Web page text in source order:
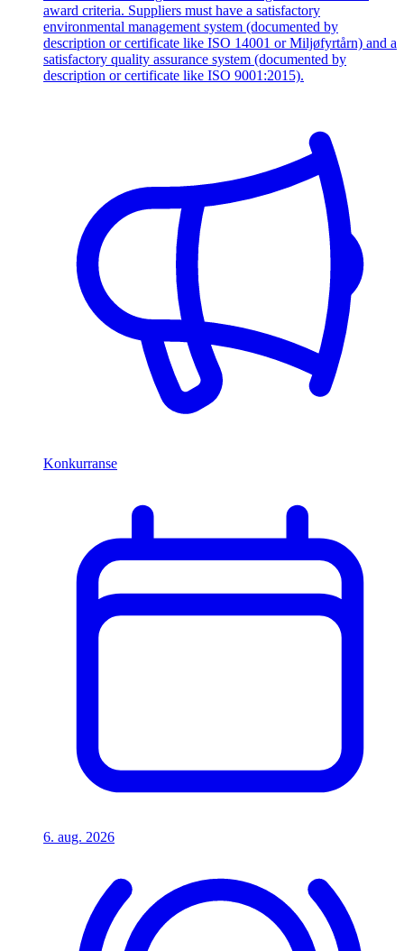
award criteria. Suppliers must have a satisfactory
environmental management system (documented by
description or certificate like ISO 14001 or Miljøfyrtårn) and a
satisfactory quality assurance system (documented by
description or certificate like ISO 9001:2015).
Konkurranse
6. aug. 2026